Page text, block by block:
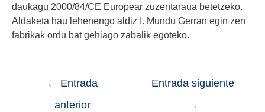
daukagu 2000/84/CE Europear zuzentaraua betetzeko.
Aldaketa hau lehenengo aldiz I. Mundu Gerran egin zen
fabrikak ordu bat gehiago zabalik egoteko.
← Entrada
anterior
Entrada siguiente
→